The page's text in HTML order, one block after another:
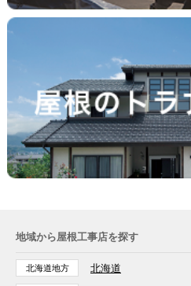
地域から屋根工事店を探す
北海道地方 北海道